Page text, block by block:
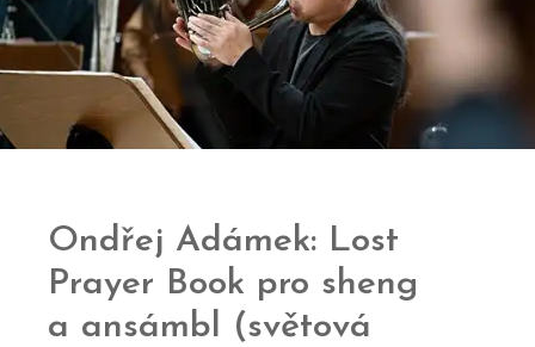
Ondřej Adámek: Lost
Prayer Book pro sheng
a ansámbl (světová